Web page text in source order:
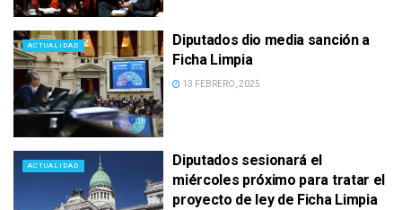
ACTUALIDAD
Diputados dio media sanción a
Ficha Limpia
13 FEBRERO, 2025
ACTUALIDAD
Diputados sesionará el
miércoles próximo para tratar el
proyecto de ley de Ficha Limpia